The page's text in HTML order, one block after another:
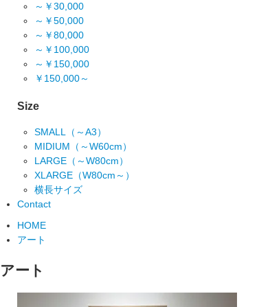
～￥30,000
～￥50,000
～￥80,000
～￥100,000
～￥150,000
￥150,000～
Size
SMALL（～A3）
MIDIUM（～W60cm）
LARGE（～W80cm）
XLARGE（W80cm～）
横長サイズ
Contact
HOME
アート
アート